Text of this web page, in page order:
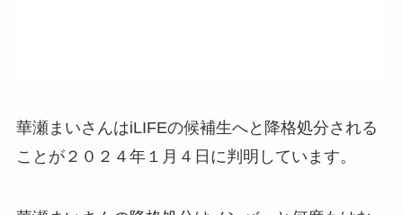
華瀬まいさんはiLIFEの候補生へと降格処分される
ことが２０２４年１月４日に判明しています。